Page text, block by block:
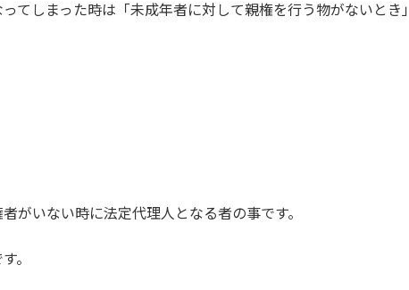
てしまった時は「未成年者に対して親権を行う物がないとき」
がいない時に法定代理人となる者の事です。
。